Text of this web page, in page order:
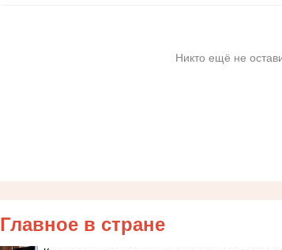
Никто ещё не
Главное в стране